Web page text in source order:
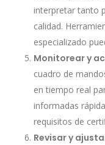
interpretar tanto
calidad.
especializado
Monitorear y
cuadro de
en tiempo real
informadas
requisitos de
Revisar y